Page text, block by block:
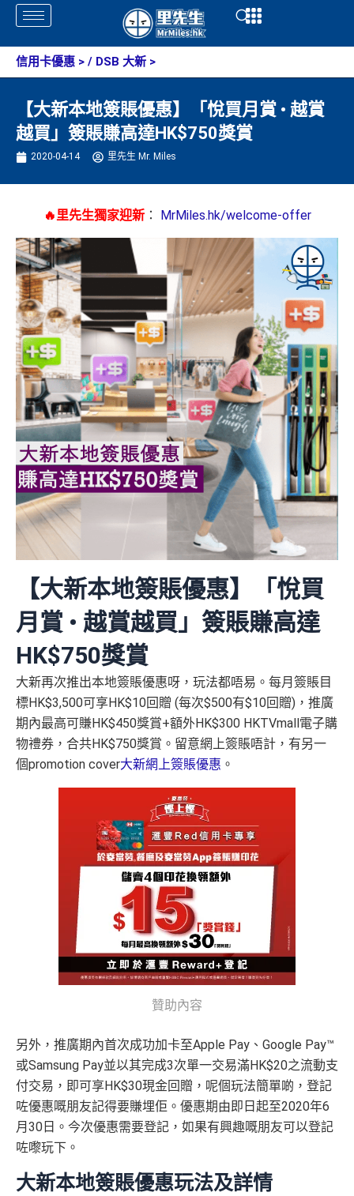
Skip
content
Open
信用卡優惠 > / DSB 大新 >
【大新本地簽賬優惠】「悅買月賞 • 越賞
越買」簽賬賺高達HK$750獎賞
2020-04-14 里先生 Mr. Miles
🔥里先生獨家迎新： MrMiles.hk/welcome-offer
【大新本地簽賬優惠】「悅買
月賞 • 越賞越買」簽賬賺高達
HK$750獎賞
大新再次推出本地簽賬優惠呀，玩法都唔易。每月簽賬目
標HK$3,500可享HK$10回贈 (每次$500有$10回贈)，推廣
期內最高可賺HK$450獎賞+額外HK$300 HKTVmall電子購
物禮券，合共HK$750獎賞。留意網上簽賬唔計，有另一
個promotion cover大新網上簽賬優惠 。
贊助內容
另外，推廣期內首次成功加卡至Apple Pay、Google Pay™
或Samsung Pay並以其完成3次單一交易滿HK$20之流動支
付交易，即可享HK$30現金回贈，呢個玩法簡單啲，登記
咗優惠嘅朋友記得要賺埋佢。優惠期由即日起至2020年6
月30日。今次優惠需要登記，如果有興趣嘅朋友可以登記
咗嚟玩下。
大新本地簽賬優惠玩法及詳情